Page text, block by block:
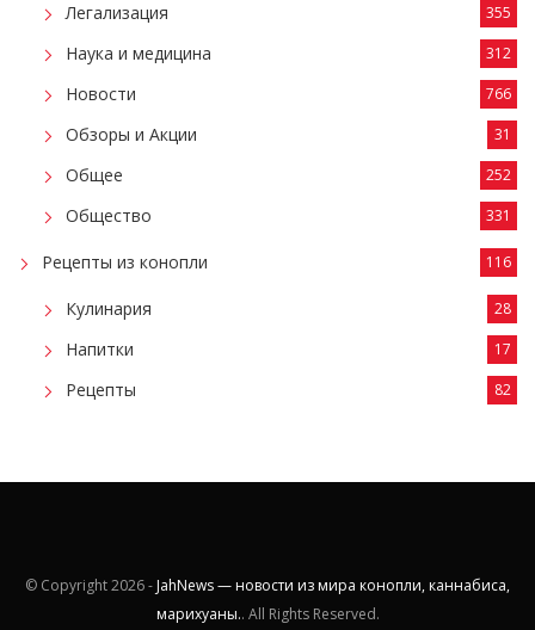
Легализация 355
Наука и медицина 312
Новости 766
Обзоры и Акции 31
Общее 252
Общество 331
Рецепты из конопли 116
Кулинария 28
Напитки 17
Рецепты 82
© Copyright2026 - JahNews — новости из мира конопли, каннабиса,
марихуаны.. All Rights Reserved.